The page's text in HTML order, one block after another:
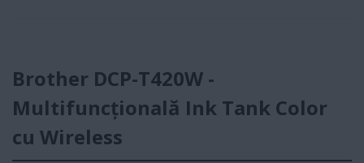
Brother DCP-T420W -
Multifuncțională Ink Tank Color
cu Wireless